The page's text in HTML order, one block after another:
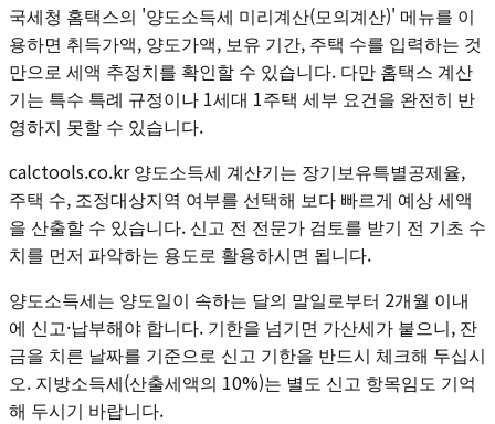
국세청 홈택스의 '양도소득세 미리계산(모의계산)' 메뉴를 이
용하면 취득가액, 양도가액, 보유 기간, 주택 수를 입력하는 것
만으로 세액 추정치를 확인할 수 있습니다. 다만 홈택스 계산
기는 특수 특례 규정이나 1세대 1주택 세부 요건을 완전히 반
영하지 못할 수 있습니다.
calctools.co.kr 양도소득세 계산기는 장기보유특별공제율,
주택 수, 조정대상지역 여부를 선택해 보다 빠르게 예상 세액
을 산출할 수 있습니다. 신고 전 전문가 검토를 받기 전 기초 수
치를 먼저 파악하는 용도로 활용하시면 됩니다.
양도소득세는 양도일이 속하는 달의 말일로부터 2개월 이내
에 신고·납부해야 합니다. 기한을 넘기면 가산세가 붙으니, 잔
금을 치른 날짜를 기준으로 신고 기한을 반드시 체크해 두십시
오. 지방소득세(산출세액의 10%)는 별도 신고 항목임도 기억
해 두시기 바랍니다.